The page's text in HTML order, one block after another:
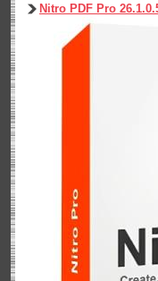
Nitro PDF Pro